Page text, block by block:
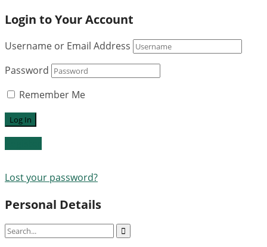
Login to Your Account
Username or Email Address
Password
Remember Me
Lost your password?
Personal Details